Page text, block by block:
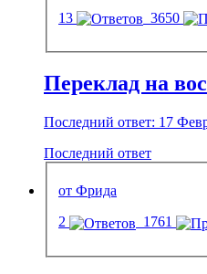
13
3650
Переклад на
Последний ответ: 17
Последний ответ
от Фрида
2
1761